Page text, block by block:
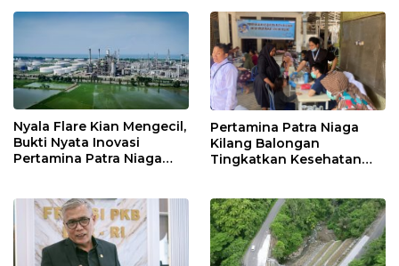
Nyala Flare Kian Mengecil,
Bukti Nyata Inovasi
Pertamina Patra Niaga
Pertamina Patra Niaga
Kilang Balongan
Tingkatkan Kesehatan
Rutin dan Edukasi
Perawatan Gigi